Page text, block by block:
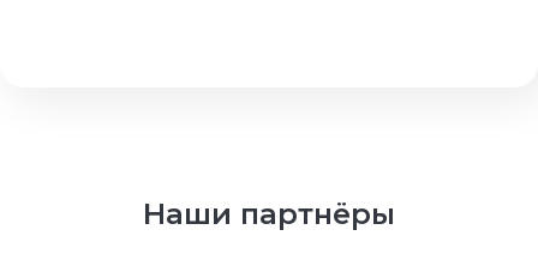
Наши партнёры